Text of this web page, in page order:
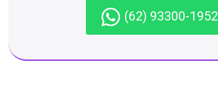
(62) 93300-1952